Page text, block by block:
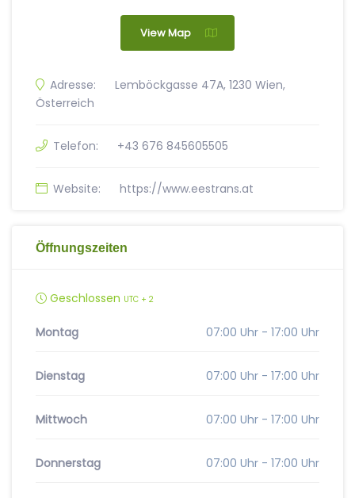
View Map
Adresse:
Lemböckgasse 47A, 1230 Wien,
Österreich
Telefon: +43 676 845605505
Website: https://www.eestrans.at
Öffnungszeiten
Geschlossen UTC + 2
Montag 07:00 Uhr - 17:00 Uhr
Dienstag 07:00 Uhr - 17:00 Uhr
Mittwoch 07:00 Uhr - 17:00 Uhr
Donnerstag 07:00 Uhr - 17:00 Uhr